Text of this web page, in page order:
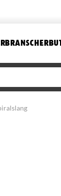
BRANSCHER